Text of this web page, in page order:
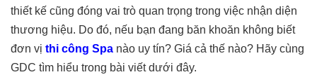
thiết kế cũng đóng vai trò quan trọng trong việc nhận diện
thương hiệu. Do đó, nếu bạn đang băn khoăn không biết
đơn vị thi công Spa nào uy tín? Giá cả thế nào? Hãy cùng
GDC tìm hiểu trong bài viết dưới đây.